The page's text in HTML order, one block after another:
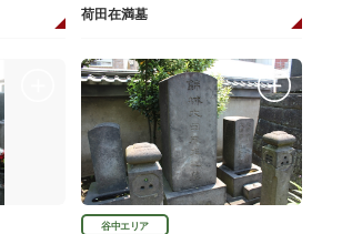
荷田在満墓
谷中エリア